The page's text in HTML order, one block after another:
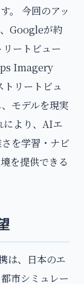
。 今回のアッ
Googleが約
ートビュー
Imagery
リートビュ
モデルを現実
により、AIエ
を学習・ナビ
を提供できる
は、日本のエ
市シミュレー